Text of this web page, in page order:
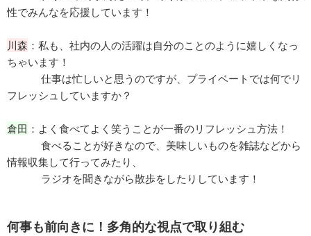
性でみんなを応援しています！
川森 ：私も、社内の人の活躍は自分のことのように嬉しくなっ
ちゃいます！
仕事は忙しいと思うのですが、プライベートでは何でリ
フレッシュしていますか？
倉田 ：よく食べてよく笑うことが一番のリフレッシュ方法！
食べることが好きなので、美味しいものを雑誌などから
情報収集して行ってみたり、
ラジオを聞きながら散歩をしたりしています！
何事も前向きに！多角的な視点で取り組む